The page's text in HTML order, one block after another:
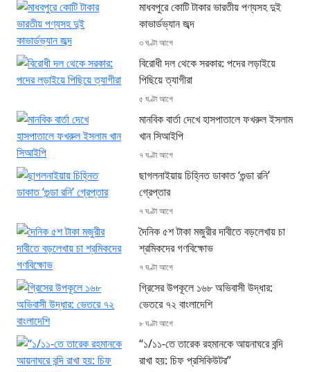
মাধবপুরে কোটি টাকার ভারতীয় পণ্যসহ দুই
কাভার্ডভ্যান জব্দ
৩ ঘণ্টা আগে
বিরোধী দল থেকে সরকার: পদের লড়াইয়ে
পিছিয়ে ত্যাগীরা
৫ ঘণ্টা আগে
মানবিক বার্তা দেখে হাসপাতালে ফখরুল ইসলাম
খান সিআইপি
৭ ঘণ্টা আগে
ছাগলনাইয়ায় চিহ্নিত ডাকাত ‘গুন্ডা রনি’
গ্রেপ্তার
৭ ঘণ্টা আগে
দৈনিক ৫শ টাকা মজুরীর দাবীতে বড়লেখায় চা
শ্রমিকদের গণবিক্ষোভ
৭ ঘণ্টা আগে
গ্রিসের উপকূলে ১৬৮ অভিবাসী উদ্ধার:
ভেতরে ৭২ বাংলাদেশি
৮ ঘণ্টা আগে
“১/১১-তে তারেক রহমানকে আয়নাঘরে বন্দি
রাখা হয়: চিফ প্রসিকিউটর”